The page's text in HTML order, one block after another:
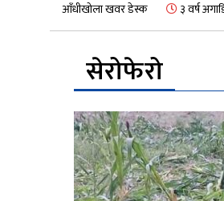
आँधीखोला खवर डेस्क ३ वर्ष
सेरोफेरो